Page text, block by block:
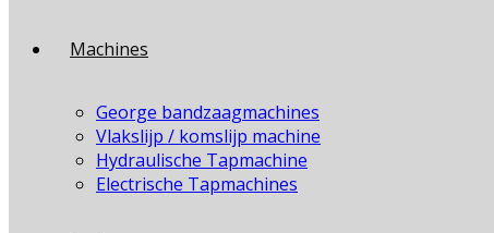
Machines
George bandzaagmachines
Vlakslijp / komslijp machine
Hydraulische Tapmachine
Electrische Tapmachines